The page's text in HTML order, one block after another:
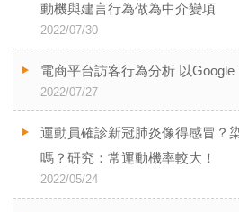
動機與建言行為做為中介變項
2022/07/30
電商平台訪客行為分析 以
2022/07/27
運動員確診新冠肺炎像得感冒？
嗎？研究：常運動機率較大！
2022/05/24